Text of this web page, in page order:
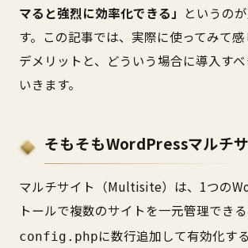
マると強烈に効率化できる」 というの
す。この記事では、実際に使ってみて感
デメリットと、どういう場合に導入す
いきます。
そもそもWordPressマルチ
マルチサイト（Multisite）は、1つの
トールで複数のサイトを一元管理できる
config.phpに数行追加して有効化す